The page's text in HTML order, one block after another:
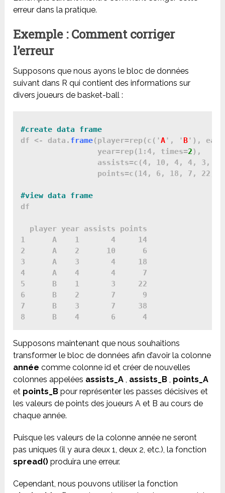
erreur dans la pratique.
Exemple : Comment corriger
l’erreur
Supposons que nous ayons le bloc de données
suivant dans R qui contient des informations sur
divers joueurs de basket-ball :
df <- data. frame(player=rep(c('A', ' B'),
                 year=rep(1:4, times=
2),
assists=c(4, 10, 4, 4, 3,
points=c(14, 6, 18, 7, 22,
df
  player year assists points
1      A    1       4     14
2      A    2      10      6
3      A    3       4     18
4      A    4       4      7
5      B    1       3     22
6      B    2       7      9
7      B    3       7     38
Supposons maintenant que nous souhaitions
transformer le bloc de données afin d’avoir la colonne
année comme colonne id et créer de nouvelles
colonnes appelées assists_A , assists_B , points_A
et points_B pour représenter les passes décisives et
les valeurs de points des joueurs A et B au cours de
chaque année.
Puisque les valeurs de la colonne année ne seront
pas uniques (il y aura deux 1, deux 2, etc.), la fonction
spread() produira une erreur.
Cependant, nous pouvons utiliser la fonction